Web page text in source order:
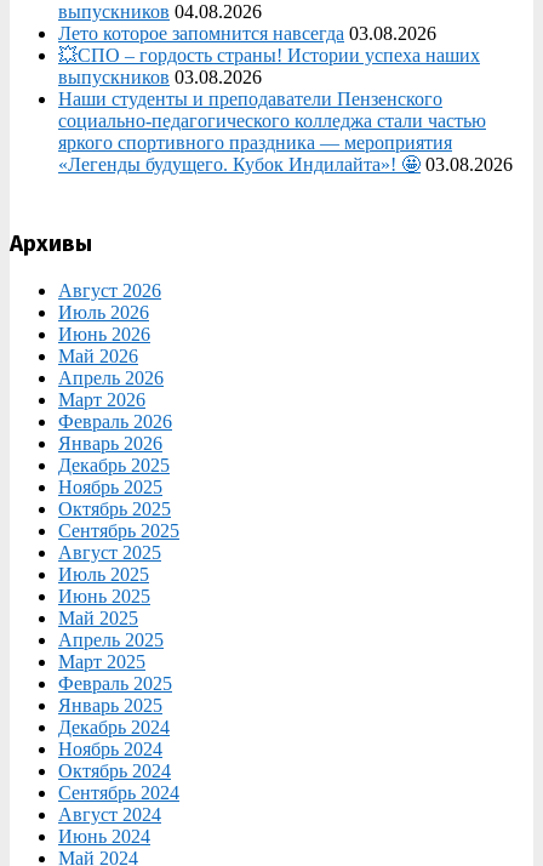
выпускников 04.08.2026
Лето которое запомнится навсегда 03.08.2026
💥СПО – гордость страны! Истории успеха наших
выпускников 03.08.2026
Наши студенты и преподаватели Пензенского
социально‑педагогического колледжа стали частью
яркого спортивного праздника — мероприятия
«Легенды будущего. Кубок Индилайта»! 🤩 03.08.2026
Архивы
Август 2026
Июль 2026
Июнь 2026
Май 2026
Апрель 2026
Март 2026
Февраль 2026
Январь 2026
Декабрь 2025
Ноябрь 2025
Октябрь 2025
Сентябрь 2025
Август 2025
Июль 2025
Июнь 2025
Май 2025
Апрель 2025
Март 2025
Февраль 2025
Январь 2025
Декабрь 2024
Ноябрь 2024
Октябрь 2024
Сентябрь 2024
Август 2024
Июнь 2024
Май 2024